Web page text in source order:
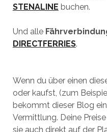
STENALINE buchen.
Und alle
DIRECTFERRIES.
Wenn du über einen
oder kaufst, (zum
bekommt dieser Blog
Vermittlung. Deine
sie auch direkt auf der